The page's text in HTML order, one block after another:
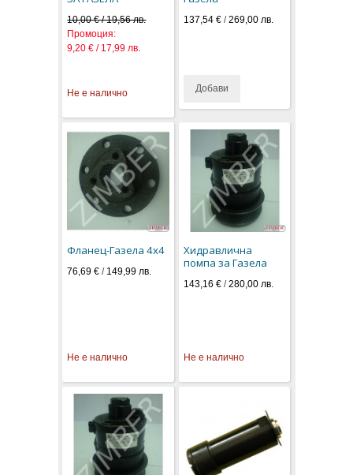
10,00 € / 19,56 лв.
Промоция:
9,20 € / 17,99 лв.
Не е налично
137,54 €/269,00 лв.
Добави
Фланец-Газела 4х4
76,69 € / 149,99 лв.
Не е налично
Хидравлична
помпа за Газела
143,16 €/280,00 лв.
Не е налично